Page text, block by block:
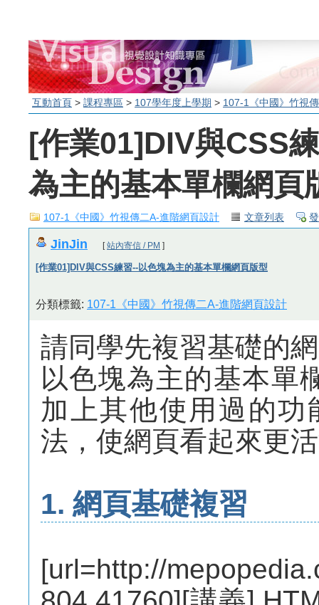
互動首頁 > 課程專區 > 107學年度上學期 > 107-1《中國》竹視
[作業01]DIV與CSS
為主的基本單欄網頁
107-1《中國》竹視傳二A-進階網頁設計 文章列表
JinJin [站內寄信 / PM ]
[作業01]DIV與CSS練習--以色塊為主的基本單欄網頁版型
分類標籤: 107-1《中國》竹視傳二A-進階網頁設計
請同學先複習基礎的
以色塊為主的基本單
加上其他使用過的功
法，使網頁看起來更
1. 網頁基礎複習
[url=http://